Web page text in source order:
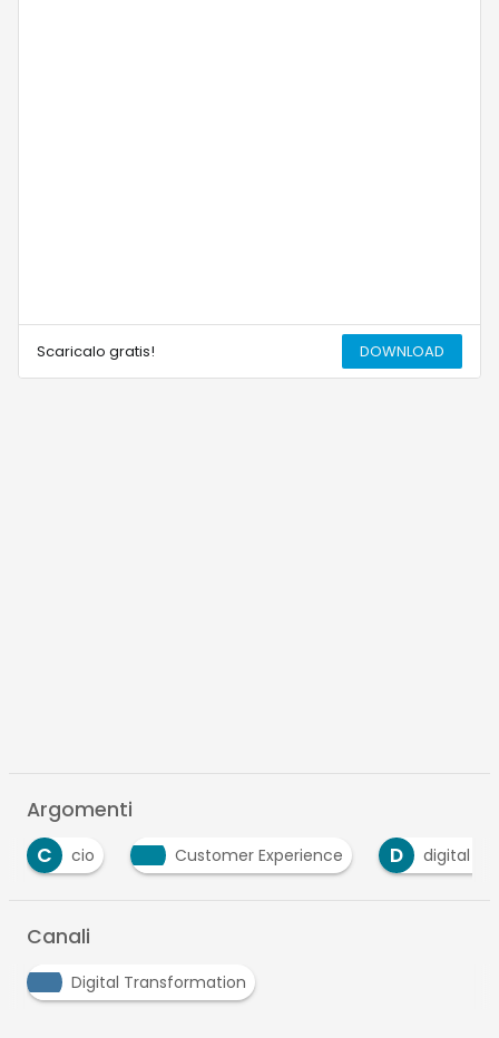
Scaricalo gratis! DOWNLOAD
Argomenti
Customer Experience D digital innovation
Canali
Digital Transformation